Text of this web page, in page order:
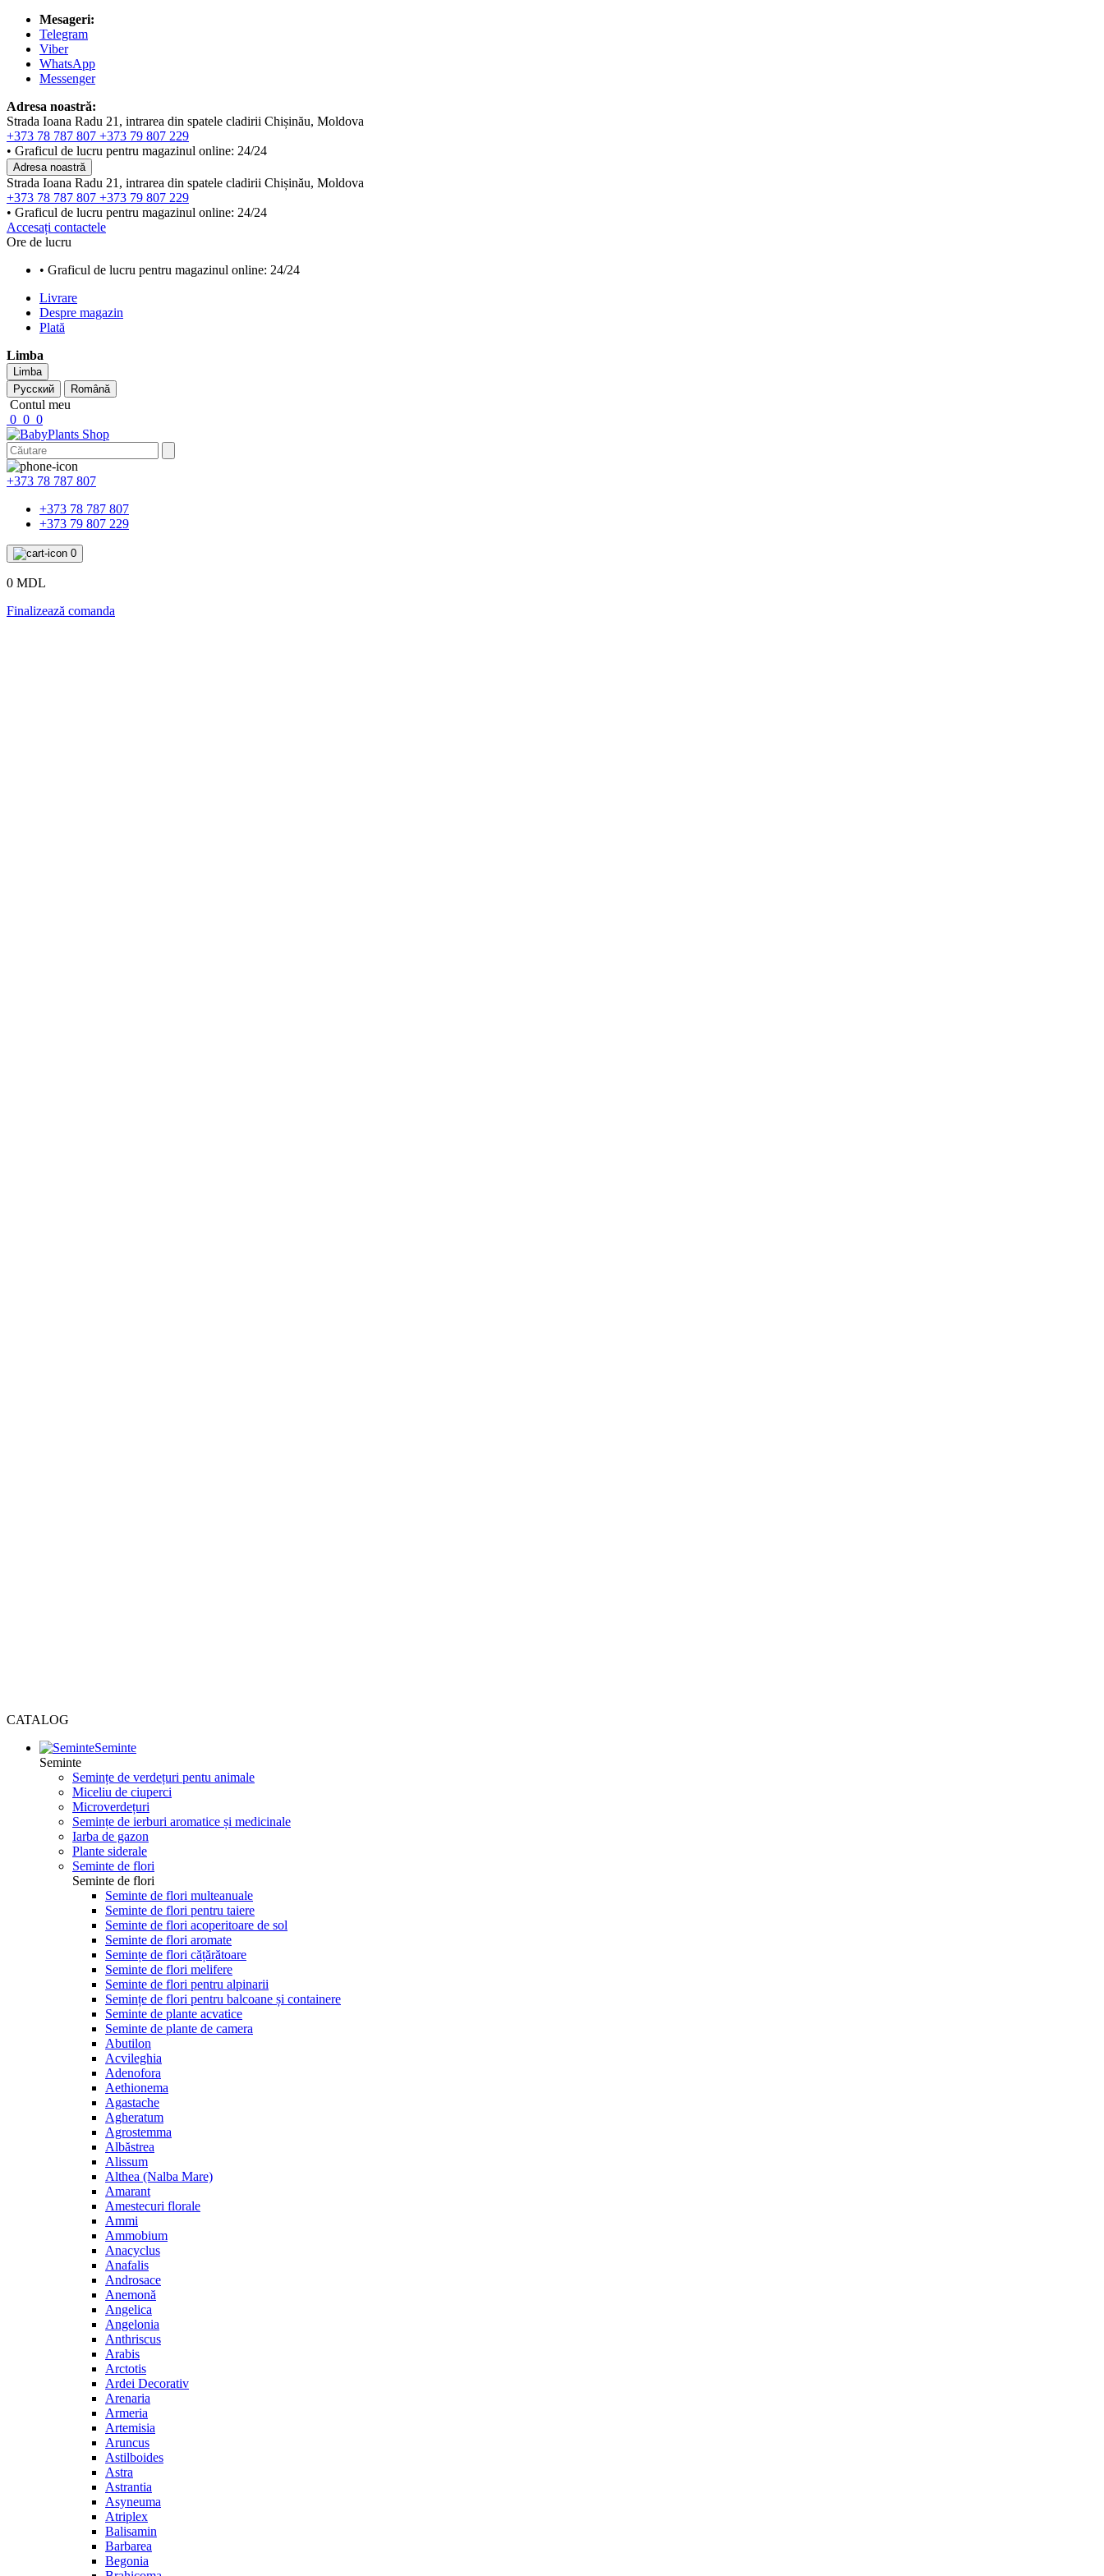
Mesageri:
Telegram
Viber
WhatsApp
Messenger
Adresa noastră:
Strada Ioana Radu 21, intrarea din spatele cladirii Chișinău, Moldova
+373 78 787 807 +373 79 807 229
• Graficul de lucru pentru magazinul online: 24/24
Adresa noastră
Strada Ioana Radu 21, intrarea din spatele cladirii Chișinău, Moldova
+373 78 787 807 +373 79 807 229
• Graficul de lucru pentru magazinul online: 24/24
Accesați contactele
Ore de lucru
• Graficul de lucru pentru magazinul online: 24/24
Livrare
Despre magazin
Plată
Limba
Limba
Русский
Română
Contul meu
0 0 0
+373 78 787 807
+373 78 787 807
+373 79 807 229
0
0 MDL
Finalizează comanda
CATALOG
Seminte
Seminte
Semințe de verdețuri pentu animale
Miceliu de ciuperci
Microverdețuri
Semințe de ierburi aromatice și medicinale
Iarba de gazon
Plante siderale
Seminte de flori
Seminte de flori
Seminte de flori multeanuale
Seminte de flori pentru taiere
Seminte de flori acoperitoare de sol
Seminte de flori aromate
Semințe de flori cățărătoare
Seminte de flori melifere
Seminte de flori pentru alpinarii
Semințe de flori pentru balcoane și containere
Seminte de plante acvatice
Seminte de plante de camera
Abutilon
Acvileghia
Adenofora
Aethionema
Agastache
Agheratum
Agrostemma
Albăstrea
Alissum
Althea (Nalba Mare)
Amarant
Amestecuri florale
Ammi
Ammobium
Anacyclus
Anafalis
Androsace
Anemonă
Angelica
Angelonia
Anthriscus
Arabis
Arctotis
Ardei Decorativ
Arenaria
Armeria
Artemisia
Aruncus
Astilboides
Astra
Astrantia
Asyneuma
Atriplex
Balisamin
Barbarea
Begonia